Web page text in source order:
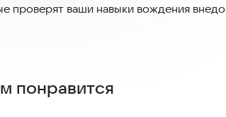
проверят ваши навыки вождения
приготовьтесь к множеству
понравится